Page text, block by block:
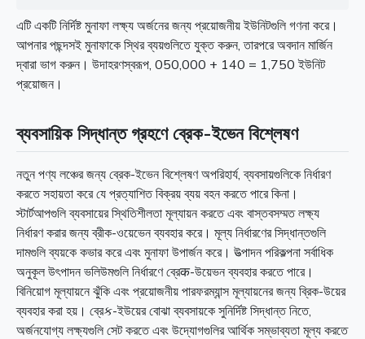
এটি একটি নির্দিষ্ট মুনাফা লক্ষ্য অর্জনের জন্য প্রয়োজনীয় ইউনিটগুলি গণনা করে।
আপনার পছন্দসই মুনাফাকে স্থির ব্যয়গুলিতে যুক্ত করুন, তারপরে অবদান মার্জিন
দ্বারা ভাগ করুন। উদাহরণস্বরূপ, 050,000 + 140 = 1,750 ইউনিট
প্রয়োজন।
ব্যবসায়িক সিদ্ধান্ত গ্রহণে ব্রেক-ইভেন বিশ্লেষণ
নতুন পণ্য লঞ্চের জন্য ব্রেক-ইভেন বিশ্লেষণ অপরিহার্য, ব্যবসায়গুলিকে নির্ধারণ
করতে সহায়তা করে যে প্রত্যাশিত বিক্রয় ব্যয় বহন করতে পারে কিনা।
স্টার্টআপগুলি ব্যবসায়ের স্থিতিশীলতা মূল্যায়ন করতে এবং বাস্তবসম্মত লক্ষ্য
নির্ধারণ করার জন্য ব্রীক-ওয়েভেন ব্যবহার করে। মূল্য নির্ধারণের সিদ্ধান্তগুলি
দামগুলি ব্যয়কে কভার করে এবং মুনাফা উপার্জন করে। উত্পাদন পরিকল্পনা সর্বাধিক
অনুকূল উৎপাদন ভলিউমগুলি নির্ধারণে ব্রেक-উয়েভন ব্যবহার করতে পারে।
বিনিয়োগ মূল্যায়নে ঝুঁকি এবং প্রয়োজনীয় পারফরম্যান্স মূল্যায়নের জন্য ব্রিক-উয়ের
ব্যবহার করা হয়। ব্রেક-ইউয়ের বোঝা ব্যবসায়কে সুনির্দিষ্ট সিদ্ধান্ত নিতে,
অর্জনযোগ্য লক্ষ্যগুলি সেট করতে এবং উদ্যোগগুলির আর্থিক সম্ভাব্যতা মূল্য করতে